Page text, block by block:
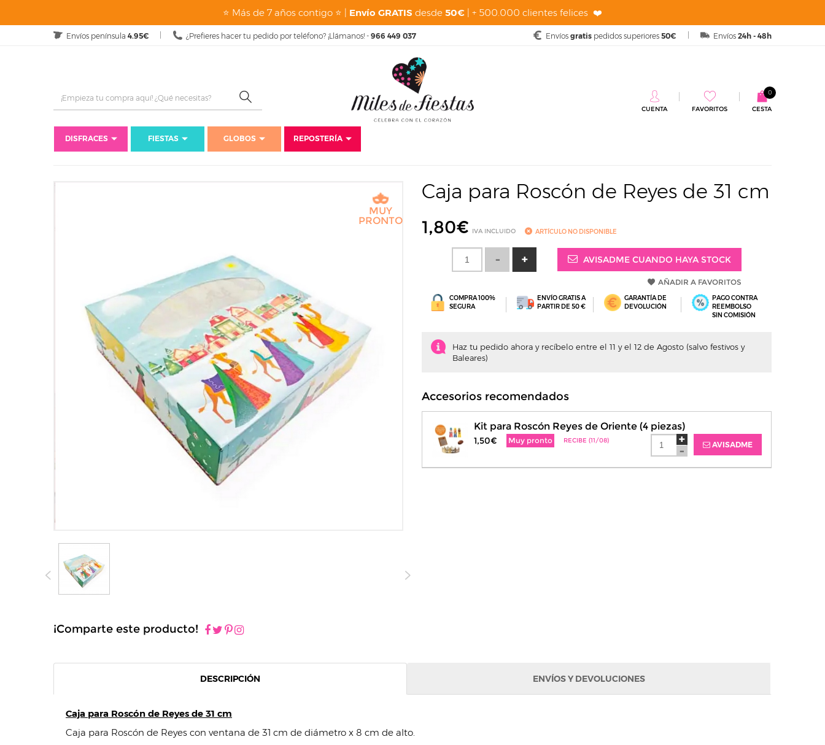
⭐ Más de 7 años contigo ⭐ | Envío GRATIS desde 50€ | + 500.000 clientes felices ❤️
Envíos península 4.95€ ¿Prefieres hacer tu pedido por teléfono? ¡Llámanos! - 966 449 037 Envíos 24h - 48h
Envíos gratis pedidos superiores 50€
CESTA
0
CUENTA FAVORITOS
DISFRACES FIESTAS GLOBOS
REPOSTERÍA
Inicio
Fiestas Fiestas de Temporada Navidad
MUY
PRONTO
¡Comparte este producto!
Caja para Roscón de Reyes de 31 cm
1,80€ IVA INCLUIDO ARTÍCULO NO DISPONIBLE
AVISADME CUANDO HAYA STOCK
AÑADIR A FAVORITOS
COMPRA 100%
SEGURA
ENVÍO GRATIS A
PARTIR DE 50 €
GARANTÍA DE
DEVOLUCIÓN
PAGO CONTRA
REEMBOLSO
SIN COMISIÓN
Haz tu pedido ahora y recíbelo entre el 11 y el 12 de Agosto (salvo festivos y
Baleares)
Accesorios recomendados
Kit para Roscón Reyes de Oriente (4 piezas)
1,50€ Muy pronto RECIBE (11/08) AVISADME
DESCRIPCIÓN ENVÍOS Y DEVOLUCIONES
Caja para Roscón de Reyes de 31 cm
Caja para Roscón de Reyes con ventana de 31 cm de diámetro x 8 cm de alto.